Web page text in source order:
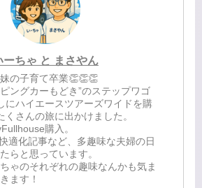
ーちゃ と まさやん
の子育て卒業👏👏👏
ングカーもどき”のステップワゴ
にハイエースツアーズワイドを購
くさんの旅に出かけました。
購入。
適化記事など、多趣味な夫婦の日
らと思っています。
ゃのそれぞれの趣味なんかも気ま
ます！